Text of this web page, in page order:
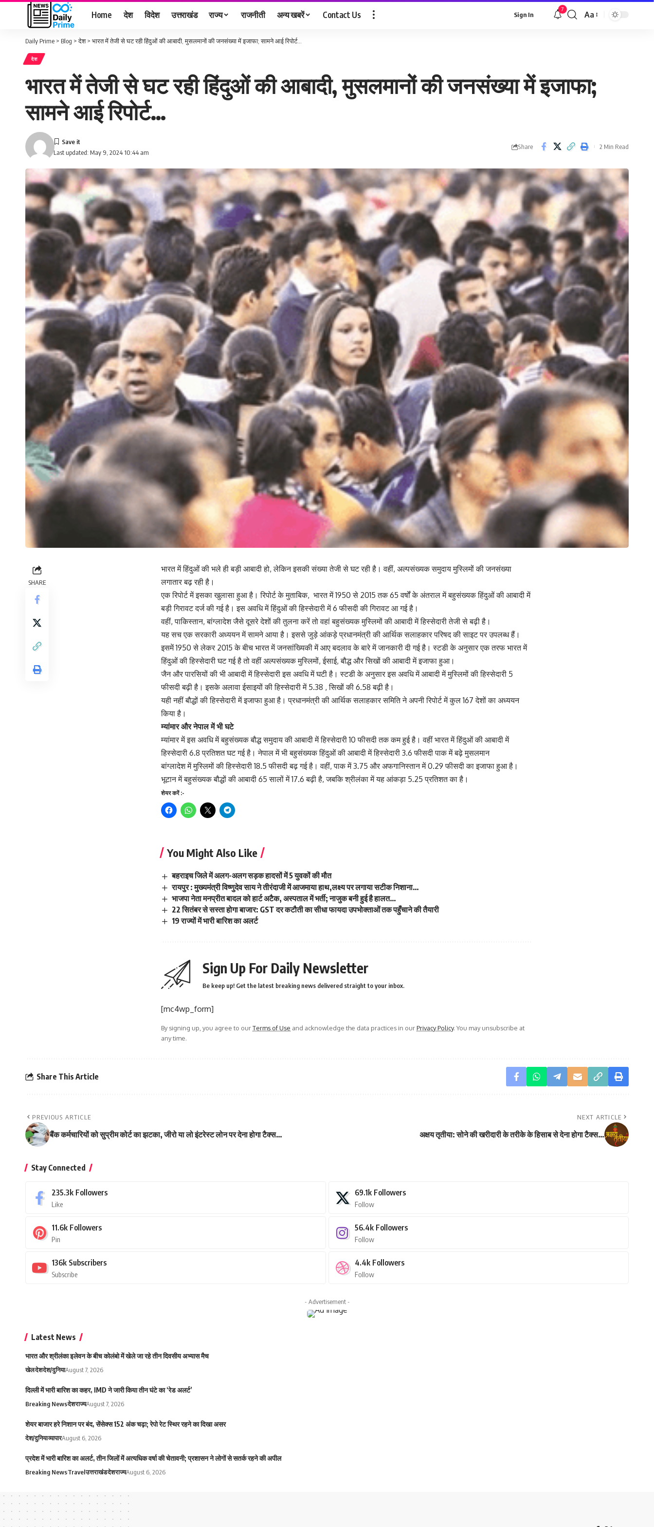
Home देश विदेश उत्तराखंड राज्य राजनीती अन्य खबरें Contact Us Sign In
7
Font
Aa
Daily Prime > Blog >देश> भारत में तेजी से घट रही हिंदुओं की आबादी, मुसलमानों की जनसंख्या में इजाफा; सामने आई रिपोर्ट…
देश
भारत में तेजी से घट रही हिंदुओं की आबादी, मुसलमानों की जनसंख्या में इजाफा;
सामने आई रिपोर्ट…
Last updated: May 9, 2024 10:44 am
Share 2 Min Read
SHARE
भारत में हिंदुओं की भले ही बड़ी आबादी हो, लेकिन इसकी संख्या तेजी से घट रही है। वहीं, अल्पसंख्यक समुदाय मुस्लिमों की जनसंख्या
लगातार बढ़ रही है।
एक रिपोर्ट में इसका खुलासा हुआ है। रिपोर्ट के मुताबिक, भारत में 1950 से 2015 तक 65 वर्षों के अंतराल में बहुसंख्यक हिंदुओं की आबादी में
बड़ी गिरावट दर्ज की गई है। इस अवधि में हिंदुओं की हिस्सेदारी में 6 फीसदी की गिरावट आ गई है।
वहीं, पाकिस्तान, बांग्लादेश जैसे दूसरे देशों की तुलना करें तो वहां बहुसंख्यक मुस्लिमों की आबादी में हिस्सेदारी तेजी से बढ़ी है।
यह सच एक सरकारी अध्ययन में सामने आया है। इससे जुड़े आंकड़े प्रधानमंत्री की आर्थिक सलाहकार परिषद की साइट पर उपलब्ध हैं।
इसमें 1950 से लेकर 2015 के बीच भारत में जनसांख्यिकी में आए बदलाव के बारे में जानकारी दी गई है। स्टडी के अनुसार एक तरफ भारत में
हिंदुओं की हिस्सेदारी घट गई है तो वहीं अल्पसंख्यक मुस्लिमों, ईसाई, बौद्ध और सिखों की आबादी में इजाफा हुआ।
जैन और पारसियों की भी आबादी में हिस्सेदारी इस अवधि में घटी है। स्टडी के अनुसार इस अवधि में आबादी में मुस्लिमों की हिस्सेदारी 5
फीसदी बढ़ी है। इसके अलावा ईसाइयों की हिस्सेदारी में 5.38 , सिखों की 6.58 बढ़ी है।
यही नहीं बौद्धों की हिस्सेदारी में इजाफा हुआ है। प्रधानमंत्री की आर्थिक सलाहकार समिति ने अपनी रिपोर्ट में कुल 167 देशों का अध्ययन
किया है।
म्यांमार और नेपाल में भी घटे
म्यांमार में इस अवधि में बहुसंख्यक बौद्ध समुदाय की आबादी में हिस्सेदारी 10 फीसदी तक कम हुई है। वहीं भारत में हिंदुओं की आबादी में
हिस्सेदारी 6.8 प्रतिशत घट गई है। नेपाल में भी बहुसंख्यक हिंदुओं की आबादी में हिस्सेदारी 3.6 फीसदी पाक में बढ़े मुसलमान
बांग्लादेश में मुस्लिमों की हिस्सेदारी 18.5 फीसदी बढ़ गई है। वहीं, पाक में 3.75 और अफगानिस्तान में 0.29 फीसदी का इजाफा हुआ है।
भूटान में बहुसंख्यक बौद्धों की आबादी 65 सालों में 17.6 बढ़ी है, जबकि श्रीलंका में यह आंकड़ा 5.25 प्रतिशत का है।
शेयर करें :-
You Might Also Like
बहराइच जिले में अलग-अलग सड़क हादसों में 5 युवकों की मौत
रायपुर : मुख्यमंत्री विष्णुदेव साय ने तीरंदाजी में आजमाया हाथ,लक्ष्य पर लगाया सटीक निशाना…
भाजपा नेता मनप्रीत बादल को हार्ट अटैक, अस्पताल में भर्ती; नाजुक बनी हुई है हालत…
22 सितंबर से सस्ता होगा बाजार: GST दर कटौती का सीधा फायदा उपभोक्ताओं तक पहुँचाने की तैयारी
19 राज्यों में भारी बारिश का अलर्ट
Sign Up For Daily Newsletter
Be keep up! Get the latest breaking news delivered straight to your inbox.
[mc4wp_form]
By signing up, you agree to ourTerms of Use and acknowledge the data practices in ourPrivacy Policy. You may unsubscribe at
any time.
Share This Article
PREVIOUS ARTICLE
बैंक कर्मचारियों को सुप्रीम कोर्ट का झटका, जीरो या लो इंटरेस्ट लोन पर देना होगा टैक्स…
NEXT ARTICLE
अक्षय तृतीया: सोने की खरीदारी के तरीके के हिसाब से देना होगा टैक्स…
Stay Connected
235.3k Followers
Like
69.1k Followers
Follow
11.6k Followers
Pin
56.4k Followers
Follow
136k Subscribers
Subscribe
4.4k Followers
Follow
- Advertisement -
Latest News
भारत और श्रीलंका इलेवन के बीच कोलंबो में खेले जा रहे तीन दिवसीय अभ्यास मैच
खेलदेशदेश/दुनियाAugust 7, 2026
दिल्ली में भारी बारिश का कहर, IMD ने जारी किया तीन घंटे का ‘रेड अलर्ट’
Breaking Newsदेशराज्यAugust 7, 2026
शेयर बाजार हरे निशान पर बंद, सेंसेक्स 152 अंक चढ़ा; रेपो रेट स्थिर रहने का दिखा असर
देश/दुनियाव्यापारAugust 6, 2026
प्रदेश में भारी बारिश का अलर्ट, तीन जिलों में अत्यधिक वर्षा की चेतावनी; प्रशासन ने लोगों से सतर्क रहने की अपील
Breaking NewsTravelउत्तराखंडदेशराज्यAugust 6, 2026